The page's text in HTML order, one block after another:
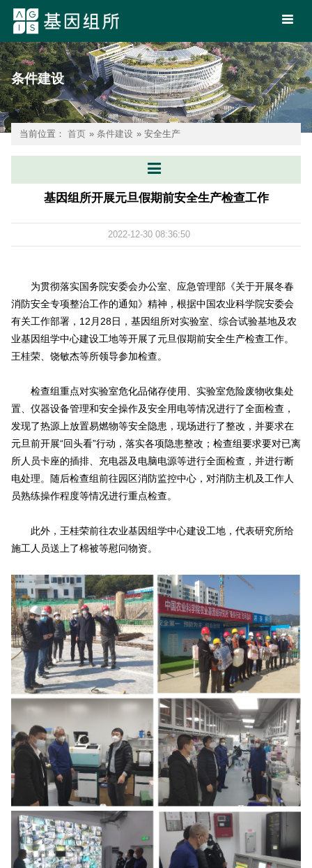
条件建设
当前位置： 首页 »条件建设 » 安全生产
基因组所开展元旦假期前安全生产检查工作
2022-12-30 08:36:50
为贯彻落实国务院安委会办公室、应急管理部《关于开展冬春
消防安全专项整治工作的通知》精神，根据中国农业科学院安委会
有关工作部署，12月28日，基因组所对实验室、综合试验基地及农
业基因组学中心建设工地等开展了元旦假期前安全生产检查工作。
王桂荣、饶敏杰等所领导参加检查。
检查组重点对实验室危化品储存使用、实验室危险废物收集处
置、仪器设备管理和安全操作及安全用电等情况进行了全面检查，
发现了热源上放置易燃物等安全隐患，现场进行了整改，并要求在
元旦前开展“回头看”行动，落实各项隐患整改；检查组要求要对已离
所人员卡座的插排、充电器及电脑电源等进行全面检查，并进行断
电处理。随后检查组前往园区消防监控中心，对消防主机及工作人
员熟练操作程度等情况进行重点检查。
此外，王桂荣前往农业基因组学中心建设工地，代表研究所给
施工人员送上了棉被等慰问物资。